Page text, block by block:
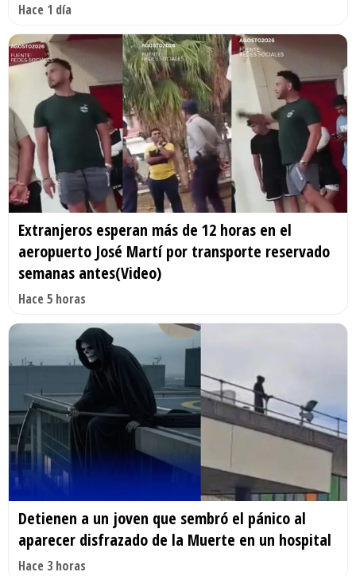
Hace 1 día
Extranjeros esperan más de 12 horas en el
aeropuerto José Martí por transporte reservado
semanas antes(Video)
Hace 5 horas
Detienen a un joven que sembró el pánico al
aparecer disfrazado de la Muerte en un hospital
Hace 3 horas